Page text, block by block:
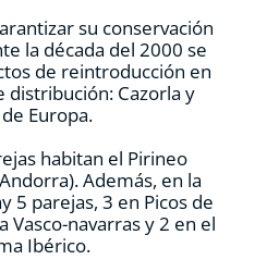
su conservación
la década del 2000 se
de reintroducción en
distribución: Cazorla y
Europa.
habitan el Pirineo
Además, en la
5 parejas, 3 en Picos de
Vasco-navarras y 2 en el
Ibérico.